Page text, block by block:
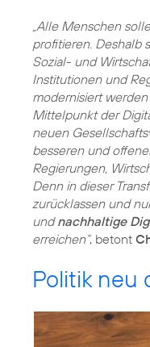
„Alle Menschen
profitieren. Deshalb
Sozial- und
Institutionen und
modernisiert
Mittelpunkt der
neuen
besseren und
Regierungen,
Denn in dieser
zurücklassen und
undnachhaltige
erreichen“, betont
Politik neu